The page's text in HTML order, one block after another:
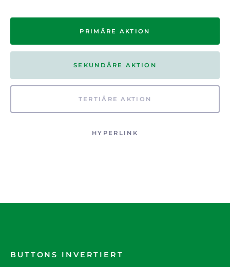
PRIMÄRE AKTION
SEKUNDÄRE AKTION
TERTIÄRE AKTION
HYPERLINK
BUTTONS INVERTIERT